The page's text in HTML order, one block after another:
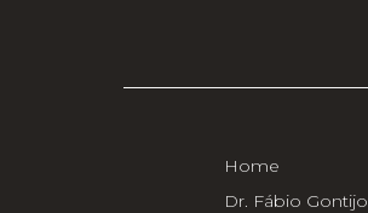
Home
Dr. Fábio Gontijo